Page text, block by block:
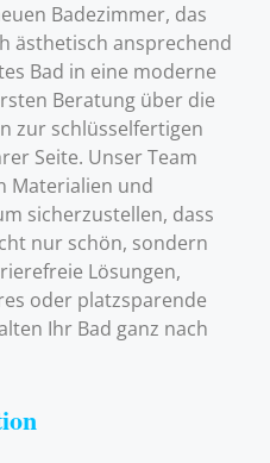
Badezimmer, das
ästhetisch ansprechend
Bad in eine moderne
Beratung über die
zur schlüsselfertigen
Seite. Unser Team
Materialien und
sicherzustellen, dass
nur schön, sondern
Lösungen,
oder platzsparende
Ihr Bad ganz nach